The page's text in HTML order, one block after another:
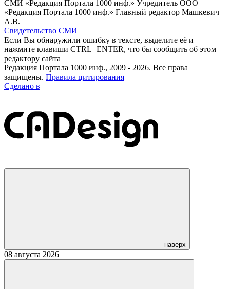
СМИ «Редакция Портала 1000 инф.» Учредитель ООО
«Редакция Портала 1000 инф.» Главный редактор Машкевич
А.В.
Свидетельство СМИ
Если Вы обнаружили ошибку в тексте, выделите её и
нажмите клавиши CTRL+ENTER, что бы сообщить об этом
редактору сайта
Редакция Портала 1000 инф., 2009 - 2026. Все права
защищены. Правила цитирования
Сделано в
наверх
08 августа 2026